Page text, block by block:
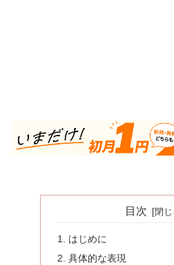
目次
はじめに
具体的な表現